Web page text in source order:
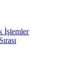
İşlemler